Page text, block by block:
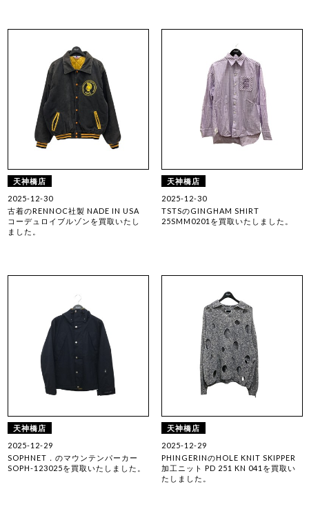
天神橋店
2025-12-30
古着のRENNOC社製 NADE IN USA
コーデュロイブルゾンを買取いたし
ました。
天神橋店
2025-12-30
TSTSのGINGHAM SHIRT
25SMM0201を買取いたしました。
天神橋店
2025-12-29
SOPHNET．のマウンテンパーカー
SOPH-123025を買取いたしました。
天神橋店
2025-12-29
PHINGERINのHOLE KNIT SKIPPER
加工ニット PD 251 KN 041を買取い
たしました。